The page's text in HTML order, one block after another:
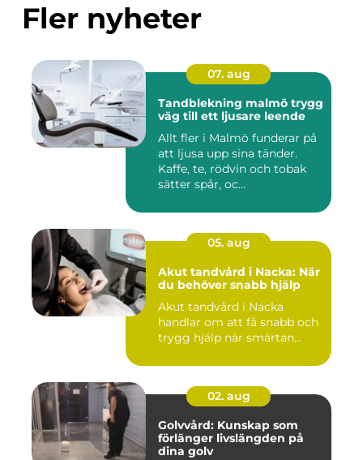
Fler nyheter
07. aug
Tandblekning malmö trygg
väg till ett ljusare leende
Allt fler i Malmö funderar på
att ljusa upp sina tänder.
Kaffe, te, rödvin och tobak
sätter spår, oc...
05. aug
Akut tandvård i Nacka: När
du behöver snabb hjälp
Akut tandvård i Nacka
handlar om att få snabb och
trygg hjälp när smärtan...
02. aug
Golvvård: Kunskap som
förlänger livslängden på
dina golv